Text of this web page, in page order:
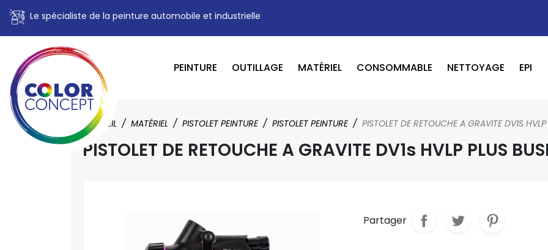
Le spécialiste de la peinture automobile et industrielle
PEINTURE OUTILLAGE MATÉRIEL CONSOMMABLE NETTOYAGE EPI
ACCUEIL MATÉRIEL PISTOLET PEINTURE PISTOLET PEINTURE PISTOLET DE RETOUCHE A GRAVITE DV1S
PISTOLET DE RETOUCHE A GRAVITE DV1s HVLP PLUS
Partager